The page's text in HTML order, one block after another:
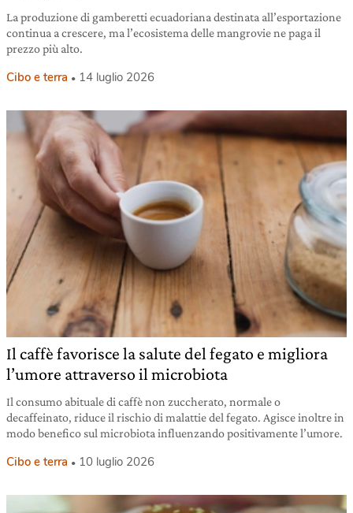
La produzione di gamberetti ecuadoriana destinata all’esportazione
continua a crescere, ma l’ecosistema delle mangrovie ne paga il
prezzo più alto.
Cibo e terra 14 luglio 2026
Il caffè favorisce la salute del fegato e migliora
l’umore attraverso il microbiota
Il consumo abituale di caffè non zuccherato, normale o
decaffeinato, riduce il rischio di malattie del fegato. Agisce inoltre in
modo benefico sul microbiota influenzando positivamente l’umore.
Cibo e terra 10 luglio 2026